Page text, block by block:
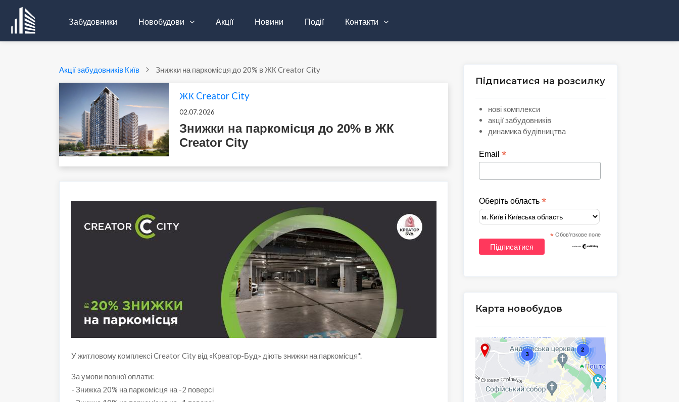
Забудовники Новобудови Акції Новини Події Контакти
Акції забудовників Київ Знижки на паркомісця до 20% в ЖК Creator City
ЖК Creator City
02.07.2026
Знижки на паркомісця до 20% в ЖК
Creator City
У житловому комплексі Creator City від «Креатор-Буд» діють знижки на паркомісця*.
За умови повної оплати:
- Знижка 20% на паркомісця на -2 поверсі
Підписатися на розсилку
нові комплекси
акції забудовників
динамика будівництва
Email*
Оберіть область*
* Обов'язкове поле
Карта новобудов